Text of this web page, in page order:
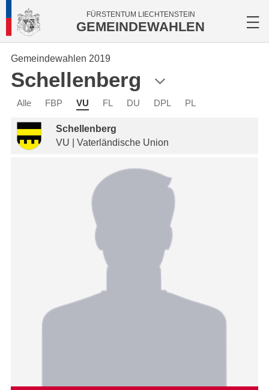
FÜRSTENTUM LIECHTENSTEIN
GEMEINDEWAHLEN
Gemeindewahlen 2019
Schellenberg
Alle FBP VU FL DU DPL PL
Schellenberg
VU | Vaterländische Union